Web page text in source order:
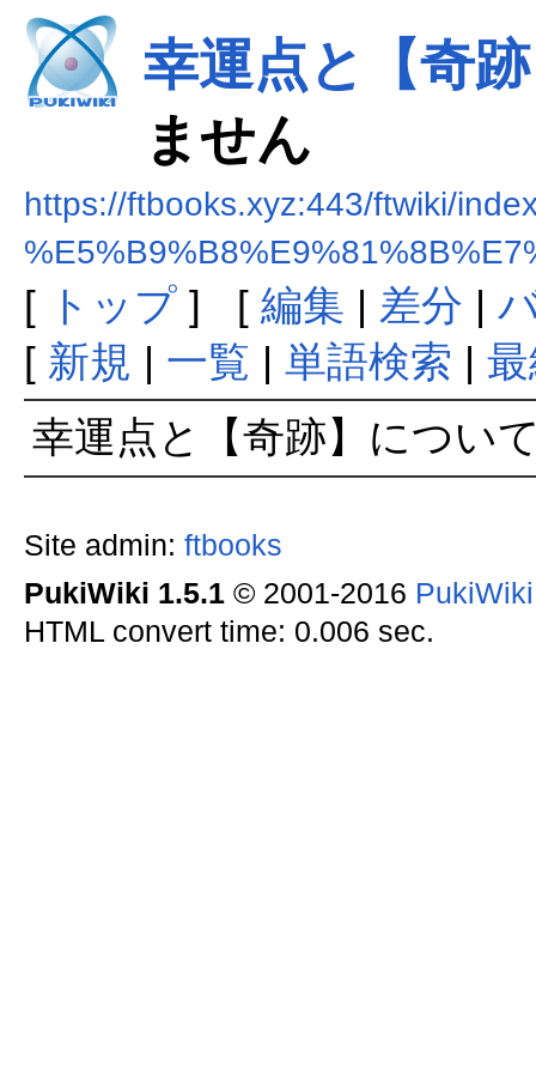
幸運点と【奇
ません
https://ftbooks.xyz:443/ftwiki/
[ トップ] [ 編集 | 差分 |
[ 新規 | 一覧 | 単語検索 |
幸運点と【奇跡】につい
Site admin: ftbooks
PukiWiki 1.5.1© 2001-2016
HTML convert time: 0.006 sec.